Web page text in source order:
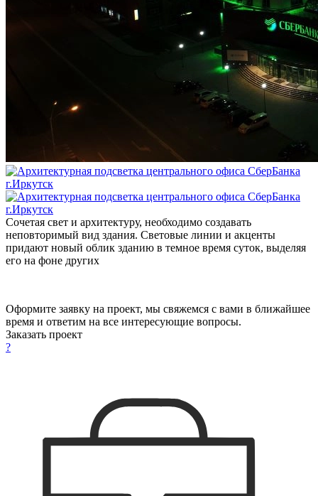
Сочетая свет и архитектуру, необходимо создавать
неповторимый вид здания. Световые линии и акценты
придают новый облик зданию в темное время суток, выделяя
его на фоне других
Оформите заявку на проект, мы свяжемся с вами в ближайшее
время и ответим на все интересующие вопросы.
Заказать проект
?